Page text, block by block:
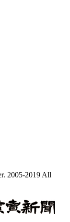
2005-2019 All